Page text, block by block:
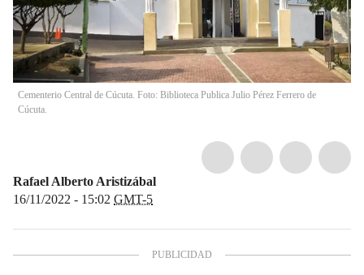
Cementerio Central de Cúcuta. Foto: Biblioteca Publica Julio Pérez Ferrero de
Cúcuta.
Rafael Alberto Aristizábal
16/11/2022 - 15:02 GMT-5